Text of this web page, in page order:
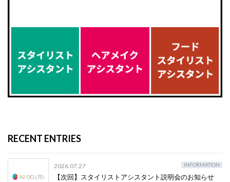
RECENT ENTRIES
2026.07.27 INFORMATION
【次回】スタイリストアシスタント説明会のお知らせ